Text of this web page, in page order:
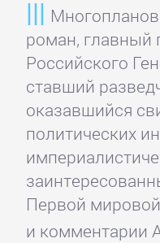
роман, главный
Российского
ставший
оказавшийся
политических
Первой
и комментарии
ИСКУССТВО
Кинематограф,
театр
Критика
КЛАССИКА